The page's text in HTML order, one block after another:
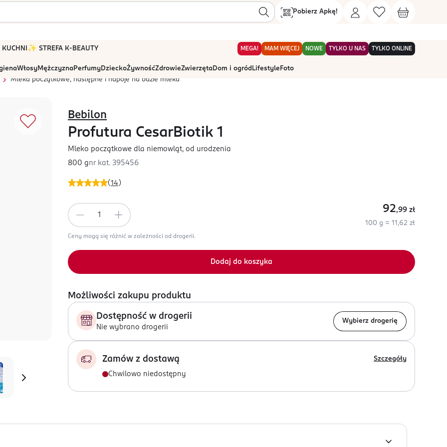
Pobierz Apkę!
KUCHNI ✨ STREFA K-BEAUTY MEGA! MAM WIĘCEJ NOWE TYLKO U NAS TYLKO ONLINE
WłosyMężczyznaPerfumyDzieckoŻywnośćZdrowieZwierzętaDom i ogród Lifestyle Foto
Mleka początkowe, następne i napoje na bazie mleka
(14 )
Bebilon
Profutura CesarBiotik 1
Mleko początkowe dla niemowląt, od urodzenia
800 gnr kat. 395456
92,99 zł
100 g = 11,62 zł
Ceny mogą się różnić w zależności od drogerii.
Dodaj do koszyka
Możliwości zakupu produktu
Dostępność w drogerii
Nie wybrano drogerii
Wybierz drogerię
Zamów z dostawą Szczegóły
Chwilowo niedostępny